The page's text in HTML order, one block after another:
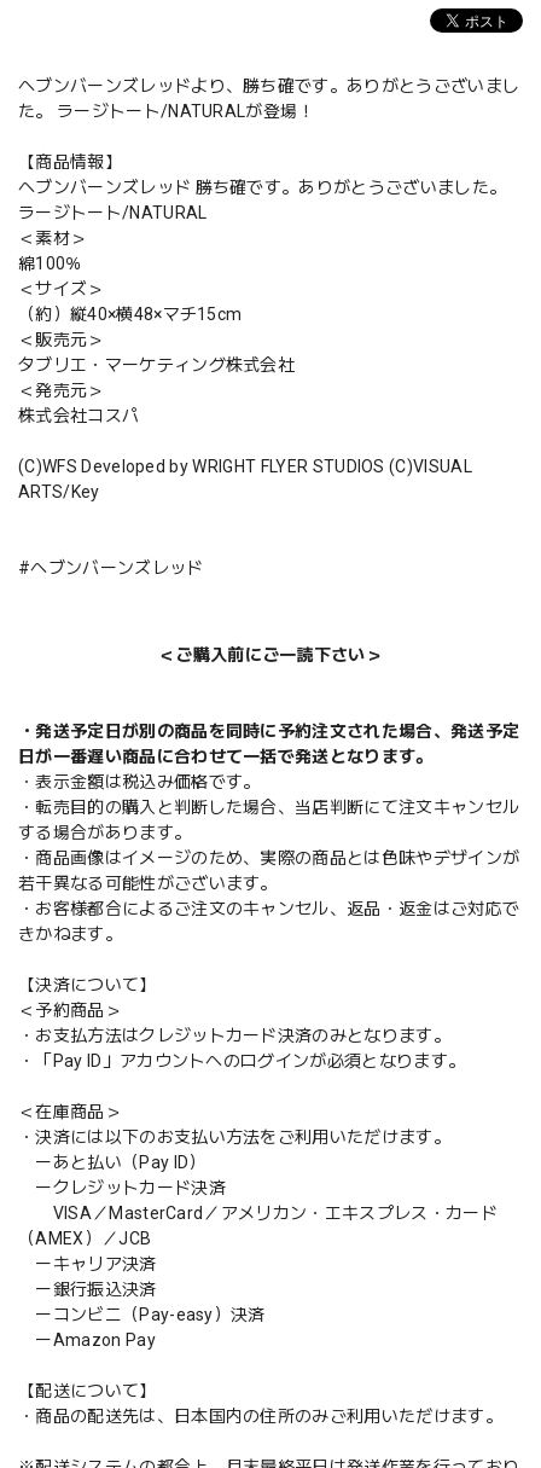
ヘブンバーンズレッドより、勝ち確です。ありがとうございまし
た。 ラージトート/NATURALが登場！
【商品情報】
ヘブンバーンズレッド 勝ち確です。ありがとうございました。
ラージトート/NATURAL
＜素材＞
綿100％
＜サイズ＞
（約）縦40×横48×マチ15cm
＜販売元＞
タブリエ・マーケティング株式会社
＜発売元＞
株式会社コスパ
(C)WFS Developed by WRIGHT FLYER STUDIOS (C)VISUAL
ARTS/Key
#ヘブンバーンズレッド
＜ご購入前にご一読下さい＞
・発送予定日が別の商品を同時に予約注文された場合、発送予定
日が一番遅い商品に合わせて一括で発送となります。
・表示金額は税込み価格です。
・転売目的の購入と判断した場合、当店判断にて注文キャンセル
する場合があります。
・商品画像はイメージのため、実際の商品とは色味やデザインが
若干異なる可能性がございます。
・お客様都合によるご注文のキャンセル、返品・返金はご対応で
きかねます。
【決済について】
＜予約商品＞
・お支払方法はクレジットカード決済のみとなります。
・「Pay ID」アカウントへのログインが必須となります。
＜在庫商品＞
・決済には以下のお支払い方法をご利用いただけます。
ーあと払い（Pay ID）
ークレジットカード決済
VISA／MasterCard／アメリカン・エキスプレス・カード
（AMEX）／JCB
ーキャリア決済
ー銀行振込決済
ーコンビニ（Pay-easy）決済
ーAmazon Pay
【配送について】
・商品の配送先は、日本国内の住所のみご利用いただけます。